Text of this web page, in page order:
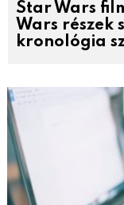
Star Wars
Wars részek
kronológia